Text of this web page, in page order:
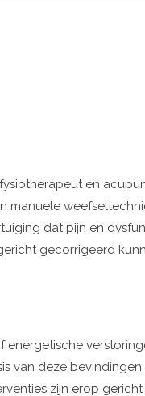
en
manuele
dat pijn en
gecorrigeerd
van deze
zijn erop